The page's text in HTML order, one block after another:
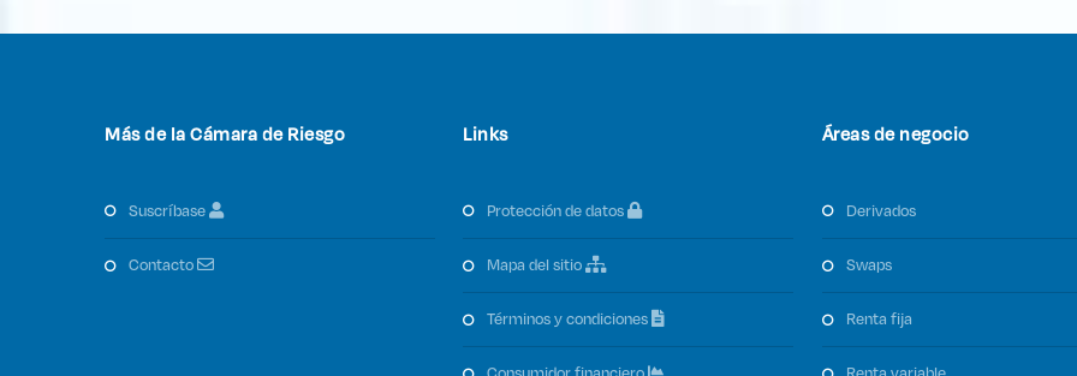
Más de la Cámara de Riesgo
suscríbase
contacto
Links
protección de datos
mapa del sitio
términos y condiciones
Áreas de negocio
derivados
swaps
renta fija